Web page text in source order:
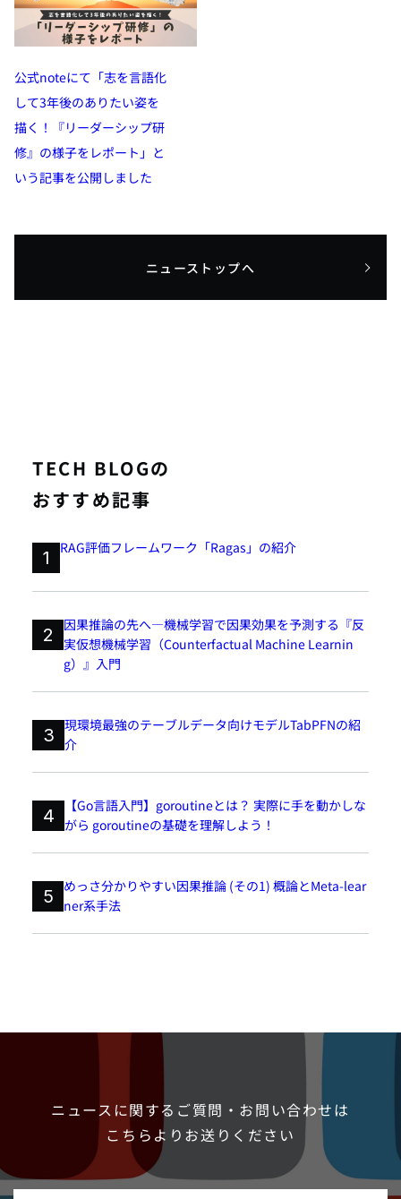
公式noteにて「志を言語化
して3年後のありたい姿を
描く！『リーダーシップ研
修』の様子をレポート」と
いう記事を公開しました
ニューストップへ
TECH BLOGの
おすすめ記事
1 RAG評価フレームワーク「Ragas」の紹介
2
因果推論の先へ―機械学習で因果効果を予測する『反
実仮想機械学習（Counterfactual Machine Learnin
g）』入門
3 現環境最強のテーブルデータ向けモデルTabPFNの紹
介
4
【Go言語入門】goroutineとは？ 実際に手を動かしな
がら goroutineの基礎を理解しよう！
5
めっさ分かりやすい因果推論 (その1) 概論とMeta-lear
ner系手法
ニュースに関するご質問・お問い合わせは
こちらよりお送りください